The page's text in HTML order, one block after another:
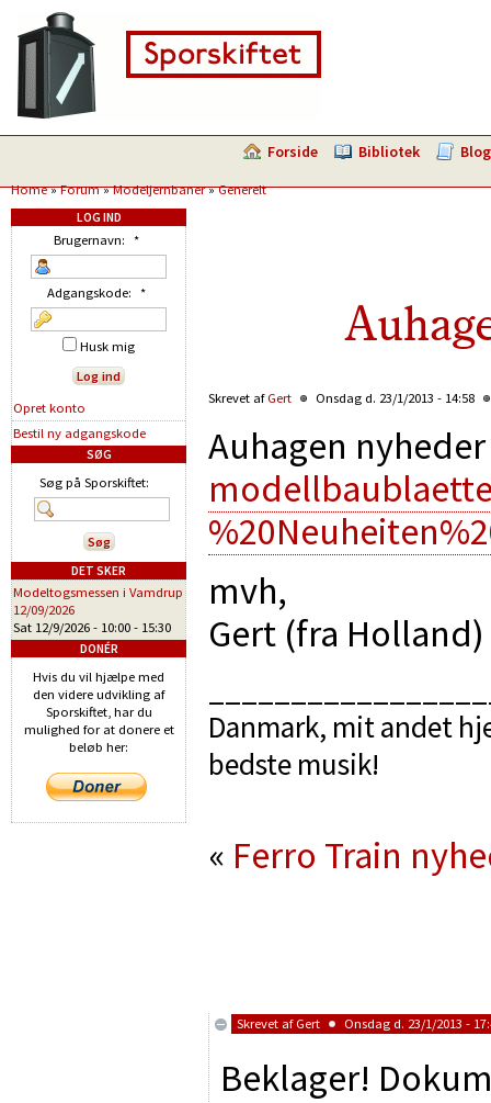
Forside Bibliotek Blog
Home»Forum»Modeljernbaner»Generelt
Skrevet af Gert Onsdag d. 23/1/2013 - 14:58
Auhagen
mvh,
Gert (fra Holland)
Danmark, mit andet
bedste musik!
« Ferro Train
Skrevet af Gert Onsdag d. 23/1/2013 -
Beklager!
LOG IND
Brugernavn: *
Adgangskode: *
Husk mig
Opret konto
Bestil ny adgangskode
SØG
Søg på Sporskiftet:
DET SKER
Modeltogsmessen i Vamdrup
12/09/2026
Sat 12/9/2026 - 10:00 - 15:30
DONÉR
Hvis du vil hjælpe med
den videre udvikling af
Sporskiftet, har du
mulighed for at donere et
beløb her: